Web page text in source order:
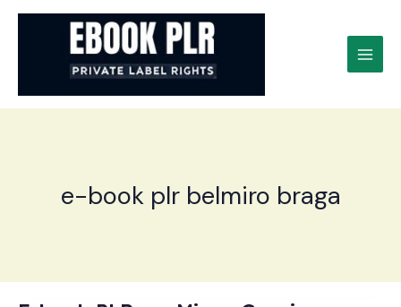
e-book plr belmiro braga